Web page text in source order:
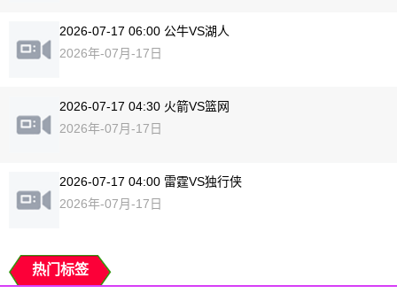
2026-07-17 06:00 公牛VS湖人
2026年-07月-17日
2026-07-17 04:30 火箭VS篮网
2026年-07月-17日
2026-07-17 04:00 雷霆VS独行侠
2026年-07月-17日
热门标签